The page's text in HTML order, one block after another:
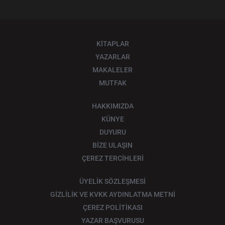
KİTAPLAR
YAZARLAR
MAKALELER
MUTFAK
HAKKIMIZDA
KÜNYE
DUYURU
BİZE ULAŞIN
ÇEREZ TERCİHLERİ
ÜYELİK SÖZLEŞMESİ
GİZLİLİK VE KVKK AYDINLATMA METNİ
ÇEREZ POLİTİKASI
YAZAR BAŞVURUSU